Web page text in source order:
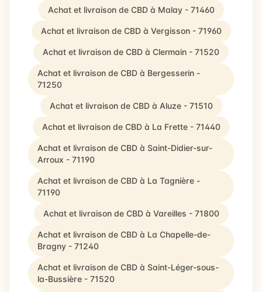
Achat et livraison de CBD à Malay - 71460
Achat et livraison de CBD à Vergisson - 71960
Achat et livraison de CBD à Clermain - 71520
Achat et livraison de CBD à Bergesserin -
71250
Achat et livraison de CBD à Aluze - 71510
Achat et livraison de CBD à La Frette - 71440
Achat et livraison de CBD à Saint-Didier-sur-
Arroux - 71190
Achat et livraison de CBD à La Tagnière -
71190
Achat et livraison de CBD à Vareilles - 71800
Achat et livraison de CBD à La Chapelle-de-
Bragny - 71240
Achat et livraison de CBD à Saint-Léger-sous-
la-Bussière - 71520